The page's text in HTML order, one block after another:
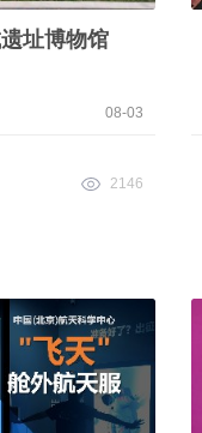
址博物馆
08-03
2146